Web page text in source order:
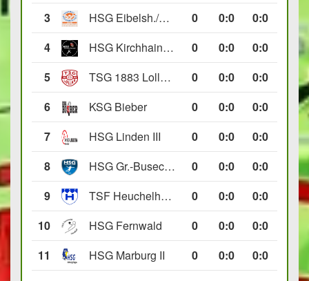
3 HSG Eibelsh./Ewersb. II 0 0:0
0:0
4
HSG Kirchhain/Neustadt II 0 0:0
0:0
5
TSG 1883 Lollar II 0 0:0
0:0
6
KSG Bieber 0 0:0
0:0
7
HSG Linden III 0 0:0
0:0
8
HSG Gr.-Buseck/Beuern II 0 0:0
0:0
9
TSF Heuchelheim II 0 0:0
0:0
10
HSG Fernwald 0 0:0
0:0
11
HSG Marburg II 0 0:0 0:0